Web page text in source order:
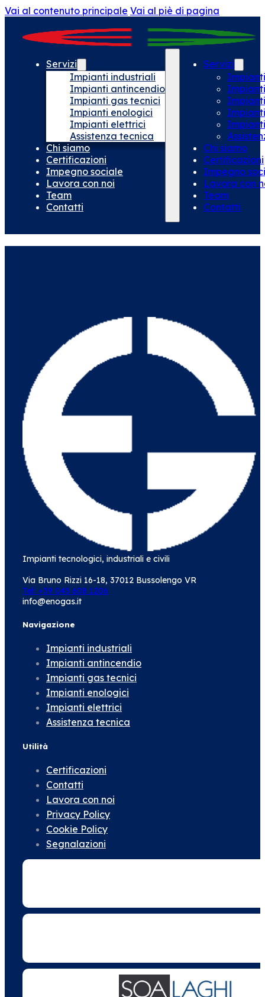
Vai al contenuto principale Vai al piè di pagina
Servizi
Impianti industriali
Impianti antincendio
Impianti gas tecnici
Impianti enologici
Impianti elettrici
Assistenza tecnica
Chi siamo
Certificazioni
Impegno sociale
Lavora con noi
Team
Contatti
Servizi
Chi siamo
Certificazioni
Impegno
Lavora con
Team
Contatti
Impianti tecnologici, industriali e civili
Via Bruno Rizzi 16-18, 37012 Bussolengo VR
Tel: +39 045 608 1206
info@enogas.it
Navigazione
Impianti industriali
Impianti antincendio
Impianti gas tecnici
Impianti enologici
Impianti elettrici
Assistenza tecnica
Utilità
Certificazioni
Contatti
Lavora con noi
Privacy Policy
Cookie Policy
Segnalazioni